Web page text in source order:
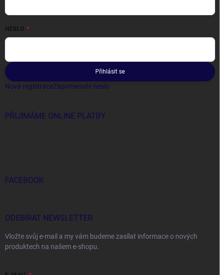
HESLO
Přihlásit se
Nová registraceZapomenuté heslo
PŘIJÍMÁME ONLINE PLATBY
FACEBOOK
ODEBÍRAT NEWSLETTER
Vložte svůj e-mail a my vám budeme zasílat informace o nových
produktech na našem e-shopu.